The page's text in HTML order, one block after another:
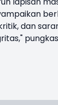
dan